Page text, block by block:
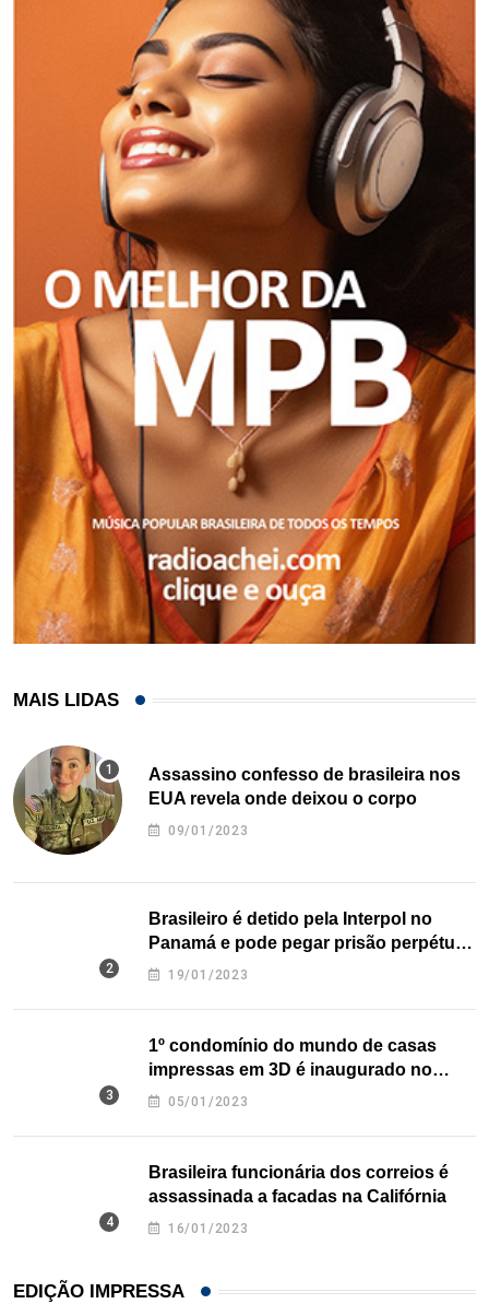
MAIS LIDAS
Assassino confesso de brasileira nos
EUA revela onde deixou o corpo
09/01/2023
Brasileiro é detido pela Interpol no
Panamá e pode pegar prisão perpétua
nos EUA
19/01/2023
1º condomínio do mundo de casas
impressas em 3D é inaugurado no
Texas
05/01/2023
Brasileira funcionária dos correios é
assassinada a facadas na Califórnia
16/01/2023
EDIÇÃO IMPRESSA